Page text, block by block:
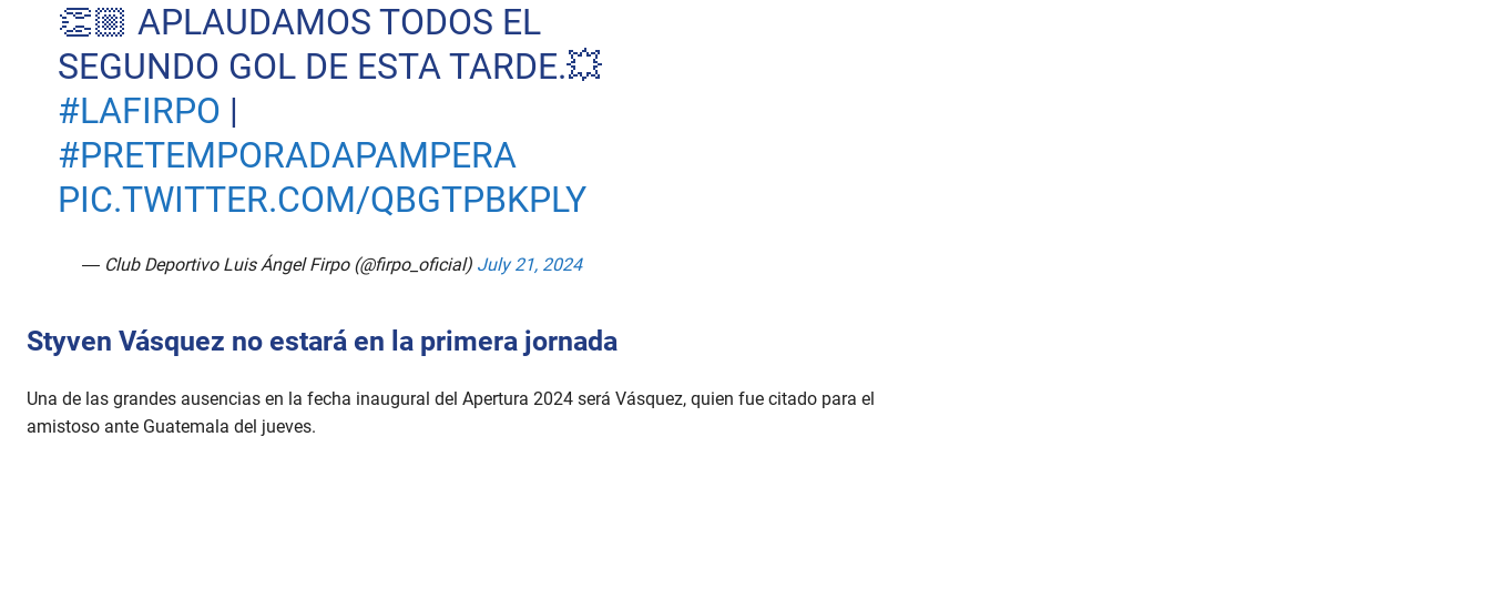
👏🏼 APLAUDAMOS TODOS EL
SEGUNDO GOL DE ESTA TARDE.💥
#LAFIRPO |
#PRETEMPORADAPAMPERA
PIC.TWITTER.COM/QBGTPBKPLY
— Club Deportivo Luis Ángel Firpo (@firpo_oficial) July 21, 2024
Styven Vásquez no estará en la primera jornada
Una de las grandes ausencias en la fecha inaugural del Apertura 2024 será Vásquez, quien fue citado para el
amistoso ante Guatemala del jueves.